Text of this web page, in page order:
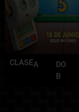
CLASEA
DO
B